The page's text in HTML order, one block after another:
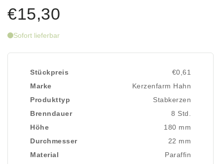
€15,30
Sofort lieferbar
Stückpreis
€0,61
Marke
Kerzenfarm Hahn
Produkttyp
Stabkerzen
Brenndauer
8 Std.
Höhe
180 mm
Durchmesser
22 mm
Material
Paraffin